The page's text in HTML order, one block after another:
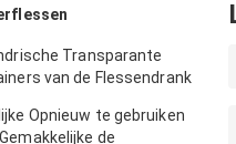
Transparante
van de Flessendrank
Opnieuw te gebruiken
de